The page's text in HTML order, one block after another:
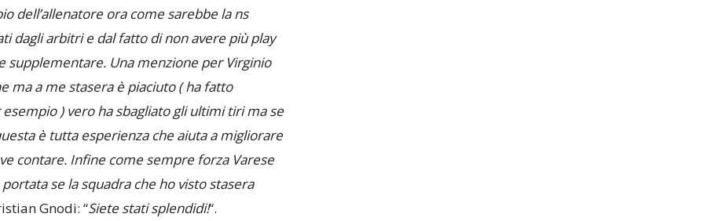
dell’allenatore ora come sarebbe la ns
dagli arbitri e dal fatto di non avere più play
supplementare. Una menzione per Virginio
ma a me stasera è piaciuto ( ha fatto
) vero ha sbagliato gli ultimi tiri ma se
è tutta esperienza che aiuta a migliorare
contare. Infine come sempre forza Varese
se la squadra che ho visto stasera
Gnodi: “Siete stati splendidi!“.